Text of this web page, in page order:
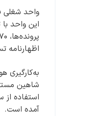
واحد
این واحد
اظهارنامه تسلیمی
به‌کارگیری
شاهین
استفاده
آمده است.